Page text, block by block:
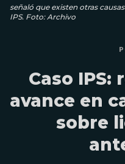
señaló que existen otras
IPS. Foto: Archivo
Caso
avance en
sobre